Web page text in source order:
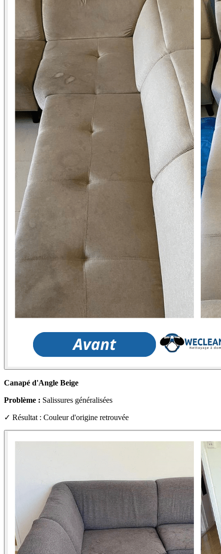
Canapé d'Angle Beige
Problème : Salissures généralisées
✓ Résultat : Couleur d'origine retrouvée